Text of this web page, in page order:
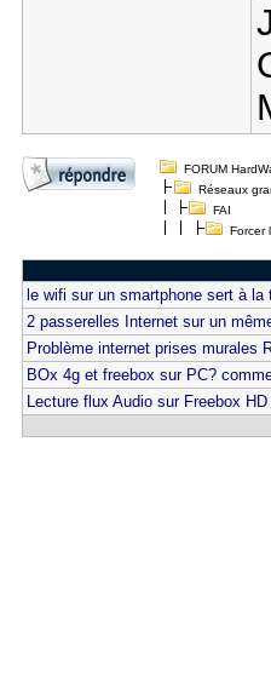
FORUM
Réseaux
FAI
Forcer
le wifi sur un smartphone sert à la
2 passerelles Internet sur un
Problème internet prises murales
BOx 4g et freebox sur PC?
Lecture flux Audio sur Freebox HD